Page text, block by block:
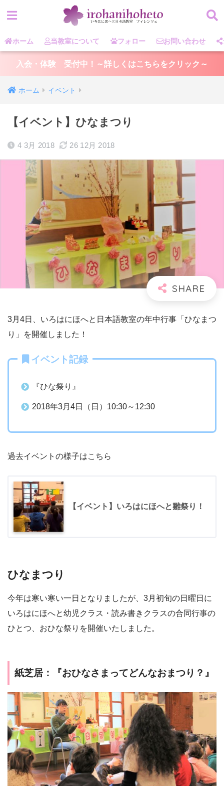
ホーム 当教室について フォロー お問い合わせ
入会・体験 受付中！～詳しくはこちらをクリック～
ホーム イベント
【イベント】ひなまつり
4 3月 2018 26 12月 2018
3月4日、いろはにほへと日本語教室の年中行事「ひなまつ
り」を開催しました！
イベント記録
『ひな祭り』
2018年3月4日（日）10:30～12:30
過去イベントの様子はこちら
【イベント】いろはにほへと雛祭り！
ひなまつり
今年は寒い寒い一日となりましたが、3月初旬の日曜日に
いろはにほへと幼児クラス・読み書きクラスの合同行事の
ひとつ、おひな祭りを開催いたしました。
紙芝居：『おひなさまってどんなおまつり？』